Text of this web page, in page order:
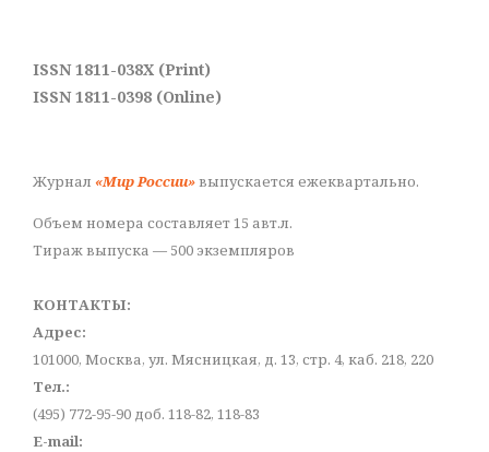
ISSN 1811-038X (Print)
ISSN 1811-0398 (Online)
Журнал «Мир России»выпускается ежеквартально.
Объем номера составляет 15 авт.л.
Тираж выпуска — 500 экземпляров
КОНТАКТЫ:
Адрес:
101000, Москва, ул. Мясницкая, д. 13, стр. 4, каб. 218, 220
Тел.:
(495) 772-95-90 доб. 118-82, 118-83
E-mail: